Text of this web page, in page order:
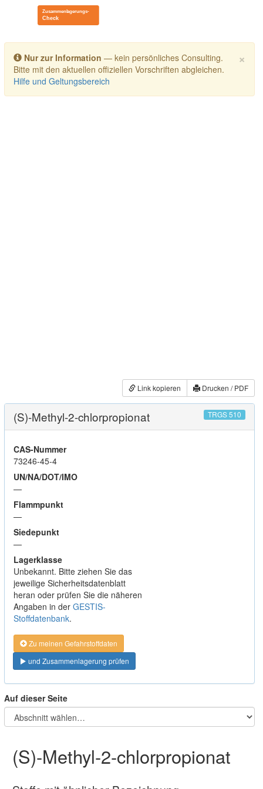
Toggle navigation
×
Nur zur Information — kein persönliches Consulting.
Bitte mit den aktuellen offiziellen Vorschriften abgleichen.
Hilfe und Geltungsbereich
Link kopieren Drucken / PDF
(S)-Methyl-2-chlorpropionat TRGS 510
CAS-Nummer
73246-45-4
UN/NA/DOT/IMO
—
Flammpunkt
—
Siedepunkt
—
Lagerklasse
Unbekannt. Bitte ziehen Sie das
jeweilige Sicherheitsdatenblatt
heran oder prüfen Sie die näheren
Angaben in der GESTIS-
Stoffdatenbank.
Zu meinen Gefahrstoffdaten
und Zusammenlagerung prüfen
Auf dieser Seite
(S)-Methyl-2-chlorpropionat